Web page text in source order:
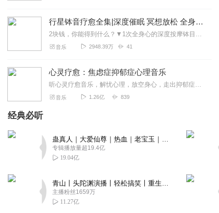
行星钵音疗愈全集|深度催眠 冥想放松 全身心深度按摩
2块钱，你能得到什么？▼1次全身心的深度按摩钵目前已广泛地被应用于美容Spa和按摩养生馆的疗程中，许多疗愈师使用铜钵在身体上，发现5分钟铜钵按摩的深度放松，效...
音乐 2948.39万 41
心灵疗愈：焦虑症抑郁症心理音乐
听心灵疗愈音乐，解忧心理，放空身心，走出抑郁症、焦虑症、恐惧症等情绪困扰。疗愈音乐=心灵养生最有效的聆听建议：步骤一、选择安静的环境，闭目静卧或坐。步骤二、根据...
音乐 1.26亿 839
经典必听
专辑播放量超19.4亿
19.04亿
主播粉丝1659万
11.27亿